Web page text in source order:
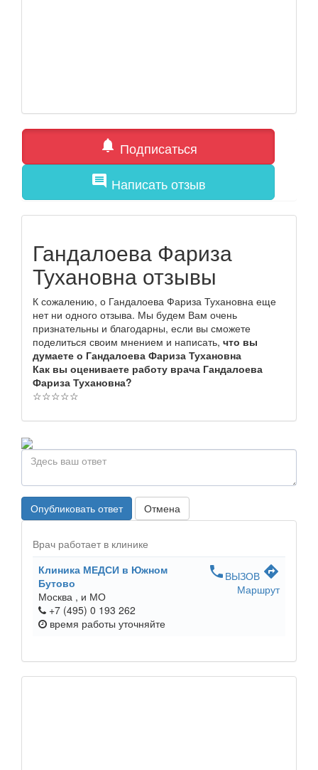
notifications Подписаться
comment Написать отзыв
Гандалоева Фариза
Тухановна отзывы
К сожалению, о Гандалоева Фариза Тухановна еще
нет ни одного отзыва. Мы будем Вам очень
признательны и благодарны, если вы сможете
поделиться своим мнением и написать, что вы
думаете о Гандалоева Фариза Тухановна
Как вы оцениваете работу врача Гандалоева
Фариза Тухановна?
☆☆☆☆☆
Опубликовать ответ Отмена
Врач работает в клинике
Клиника МЕДСИ в Южном
Бутово
Москва , и МО
+7 (495) 0 193 262
время работы уточняйте
phone ВЫЗОВ directions
Маршрут